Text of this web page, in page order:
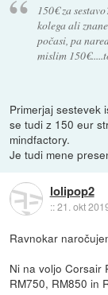
150€ za
kolega ali
počasi, pa
mislim
Primerjaj sestevek
se tudi z 150 eur
mindfactory.
Je tudi mene
lolipop2
::21. okt
Ravnokar
Ni na voljo Corsair
RM750, RM850 in